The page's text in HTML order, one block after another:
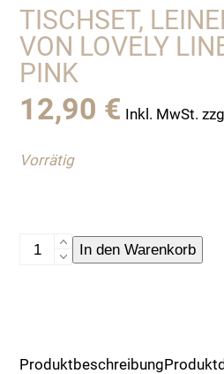
TISCHSET,
VON LOVELY
PINK
12,90 € Inkl. MwSt.
Vorrätig
Tischset,
Linen,
In den Warenkorb
Produktbeschreibung